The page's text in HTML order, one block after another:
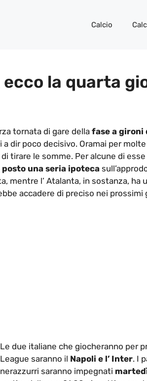
Calcio
ecco la quarta
tornata di gare della fase a gironi
dir poco decisivo. Oramai per
tirare le somme. Per alcune di
una seria ipoteca
mentre l’ Atalanta, in sostanza, ha
accadere di preciso nei prossimi
Le due italiane che giocheranno per
League saranno il Napoli e l’ Inter. I
nerazzurri saranno impegnati